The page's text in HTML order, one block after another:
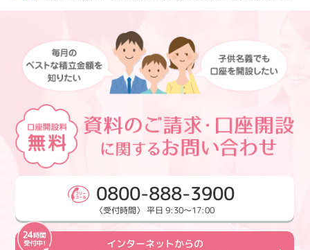
0800-888-3900
〈受付時間〉 平日 9:30～17:00
インターネットからの